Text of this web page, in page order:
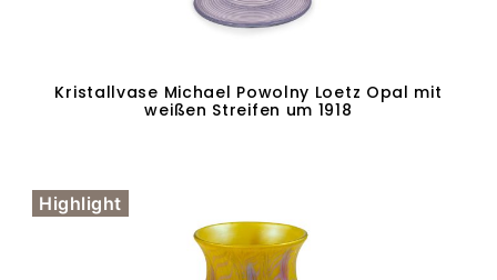
Kristallvase Michael Powolny Loetz Opal mit
weißen Streifen um 1918
Highlight